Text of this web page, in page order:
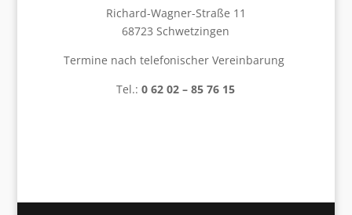
Richard-Wagner-Straße 11
68723 Schwetzingen
Termine nach telefonischer Vereinbarung
Tel.:0 62 02 – 85 76 15